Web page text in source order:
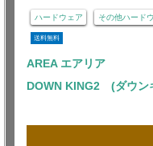
ハードウェア その他ハード
送料無料
AREA エアリア
DOWN KING2 (ダウン